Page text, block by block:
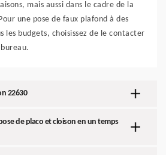
mais aussi dans le cadre de la
une pose de faux plafond à des
les budgets, choisissez de le contacter
22630
de placo et cloison en un temps